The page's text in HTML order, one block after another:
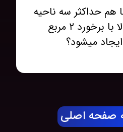
۲ دایره با هم حداکثر سه ناحیه
ایجاد می شود. حالا با برخورد ۲ مربع
میشود؟
صفحه اصلی